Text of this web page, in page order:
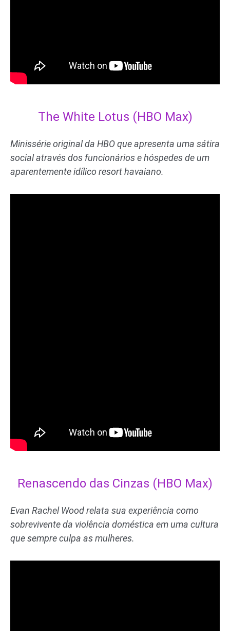
The White Lotus (HBO Max)
Minissérie original da HBO que apresenta uma sátira
social através dos funcionários e hóspedes de um
aparentemente idílico resort havaiano.
Renascendo das Cinzas (HBO Max)
Evan Rachel Wood relata sua experiência como
sobrevivente da violência doméstica em uma cultura
que sempre culpa as mulheres.